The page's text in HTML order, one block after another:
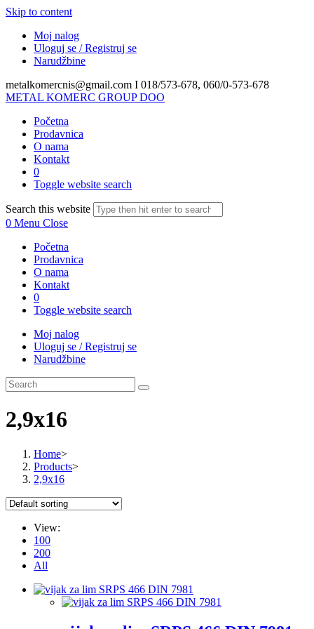
Skip to content
Moj nalog
Uloguj se / Registruj se
Narudžbine
metalkomercnis@gmail.com I 018/573-678, 060/0-573-678
METAL KOMERC GROUP DOO
Početna
Prodavnica
O nama
Kontakt
0
Toggle website search
Search this website
0 Menu Close
Početna
Prodavnica
O nama
Kontakt
0
Toggle website search
Moj nalog
Uloguj se / Registruj se
Narudžbine
2,9x16
Home>
Products>
2,9x16
View:
100
200
All